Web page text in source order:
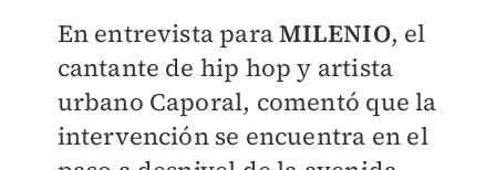
En entrevista paraMILENIO, el
cantante de hip hop y artista
urbano Caporal, comentó que la
intervención se encuentra en el